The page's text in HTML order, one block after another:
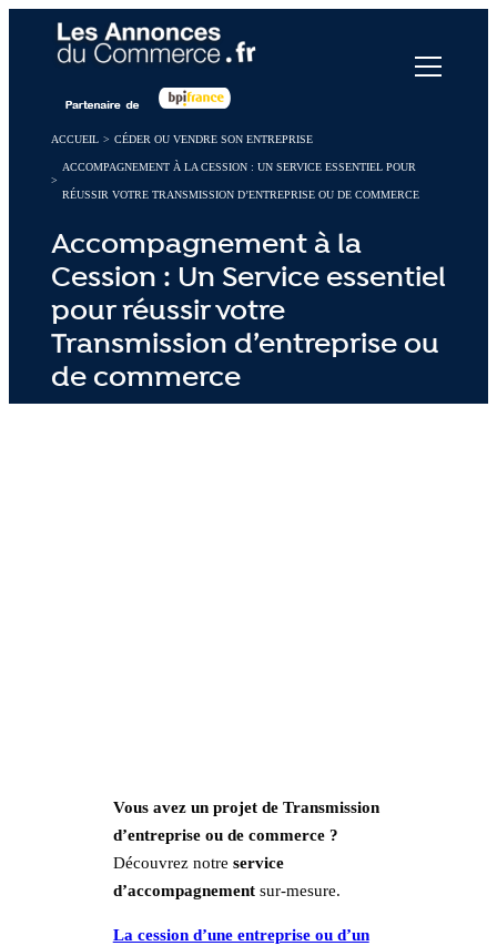
ACCUEIL > CÉDER OU VENDRE SON ENTREPRISE
>
ACCOMPAGNEMENT À LA CESSION : UN SERVICE ESSENTIEL POUR
RÉUSSIR VOTRE TRANSMISSION D’ENTREPRISE OU DE COMMERCE
Accompagnement à la
Cession : Un Service essentiel
pour réussir votre
Transmission d’entreprise ou
de commerce
Vous avez un projet de Transmission
d’entreprise ou de commerce ?
Découvrez notre service
d’accompagnementsur-mesure.
La cession d’une entreprise ou d’un
Panneau de gestion des cookies